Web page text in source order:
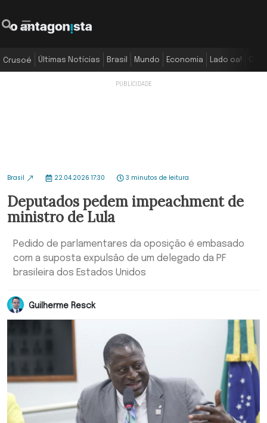
Crusoé Últimas Notícias Brasil Mundo Economia Lado oa!
Brasil 22.04.2026 17:30 3 minutos de leitura
Deputados pedem impeachment de
ministro de Lula
Pedido de parlamentares da oposição é embasado
com a suposta expulsão de um delegado da PF
brasileira dos Estados Unidos
Guilherme Resck